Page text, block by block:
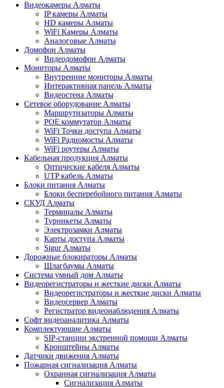
Видеокамеры Алматы
IP камеры Алматы
HD камеры Алматы
WiFi Камеры Алматы
Аналоговые Алматы
Домофон Алматы
Видеодомофон Алматы
Мониторы Алматы
Внутренние мониторы Алматы
Интерактивная панель Алматы
Видеостена Алматы
Сетевое оборудование Алматы
Маршрутизаторы Алматы
POE коммутатор Алматы
WiFi Точки доступа Алматы
WiFi Радиомосты Алматы
WiFi роутеры Алматы
Кабельная продукция Алматы
Оптические кабеля Алматы
UTP кабель Алматы
Блоки питания Алматы
Блоки бесперебойного питания Алматы
СКУД Алматы
Терминалы Алматы
Турникеты Алматы
Электрозамки Алматы
Карты доступа Алматы
Sigur Алматы
Дорожные блокираторы Алматы
Шлагбаумы Алматы
Система умный дом Алматы
Видеорегистраторы и жесткие диски Алматы
Видеорегистраторы и жесткие диски Алматы
Видеосервер Алматы
Регистратор видеонаблюдения Алматы
Софт видеоаналитика Алматы
Комплектующие Алматы
SIP-станции экстренной помощи Алматы
Кронштейны Алматы
Датчики движения Алматы
Пожарная сигнализация Алматы
Охранная сигнализация Алматы
Сигнализация Алматы